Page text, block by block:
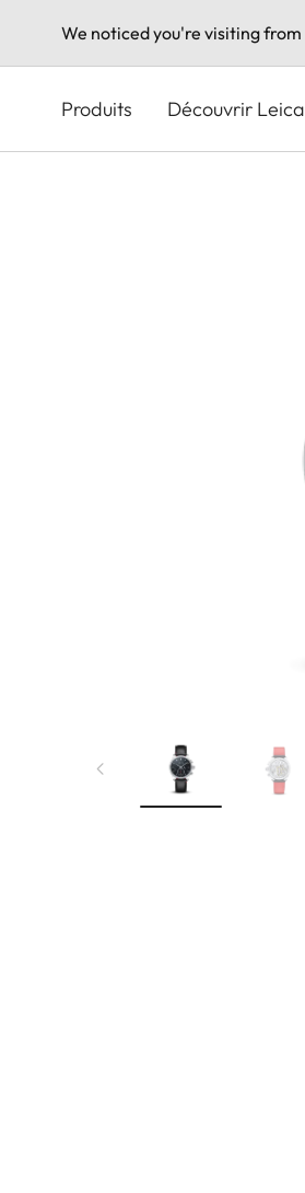
We noticed you're visiting from
principal
Produits Découvrir Leica